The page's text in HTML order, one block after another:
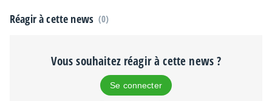
Réagir à cette news (0)
Vous souhaitez réagir à cette news ?
Se connecter